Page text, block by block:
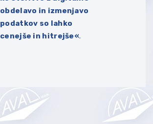
obdelavo in izmenjavo
podatkov so lahko
cenejše in hitrejše«.